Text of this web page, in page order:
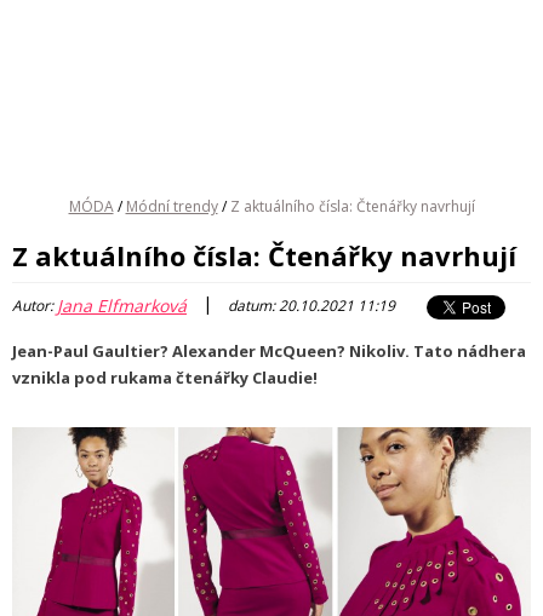
MÓDA / Módní trendy / Z aktuálního čísla: Čtenářky navrhují
Z aktuálního čísla: Čtenářky navrhují
Autor:Jana Elfmarková | datum: 20.10.2021 11:19
Jean-Paul Gaultier? Alexander McQueen? Nikoliv. Tato nádhera
vznikla pod rukama čtenářky Claudie!